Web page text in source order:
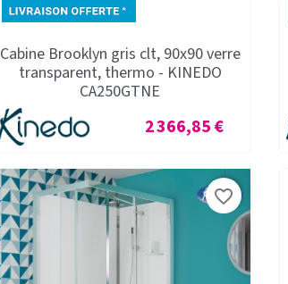
Cabine Brooklyn gris clt, 90x90 verre
transparent, thermo - KINEDO
CA250GTNE
Prix
2 366,85 €
favorite_border